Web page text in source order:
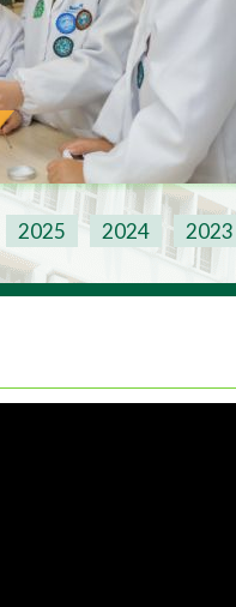
2025 2024 2023